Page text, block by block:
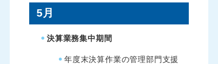
5月
決算業務集中期間
年度末決算作業の管理部門支援